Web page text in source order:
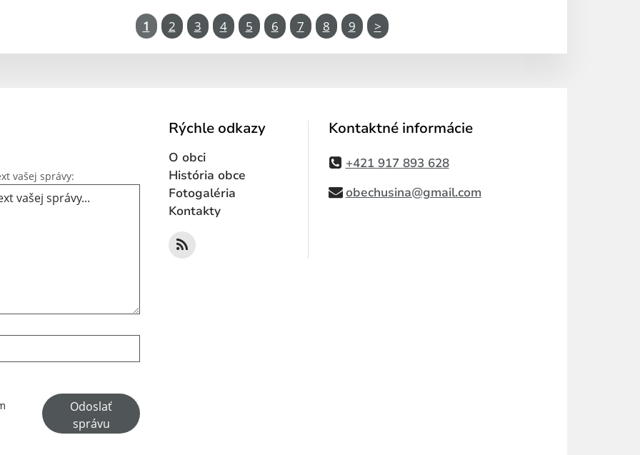
1 2 3 4 5 6 7 8 9 >
vašej správy: Text vašej správy...
Google reCaptcha Response
Odoslať
správu
Rýchle odkazy
O obci
História obce
Fotogaléria
Kontakty
Kontaktné informácie
+421 917 893 628
obechusina@gmail.com